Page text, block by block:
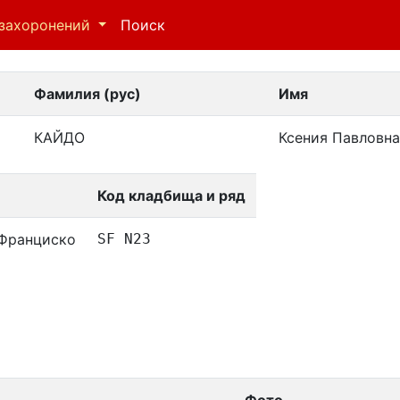
Поиск
Фамилия (рус) Имя
КАЙДО Ксения Павловна
Код кладбища и ряд
SF N23